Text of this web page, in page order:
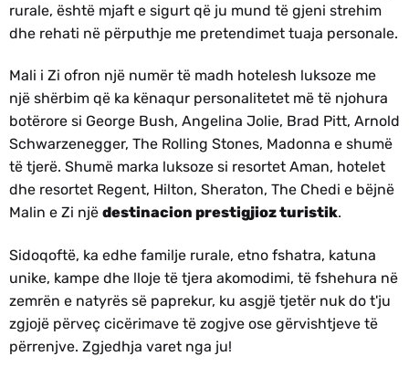
rurale, është mjaft e sigurt që ju mund të gjeni strehim
dhe rehati në përputhje me pretendimet tuaja personale.
Mali i Zi ofron një numër të madh hotelesh luksoze me
një shërbim që ka kënaqur personalitetet më të njohura
botërore si George Bush, Angelina Jolie, Brad Pitt, Arnold
Schwarzenegger, The Rolling Stones, Madonna e shumë
të tjerë. Shumë marka luksoze si resortet Aman, hotelet
dhe resortet Regent, Hilton, Sheraton, The Chedi e bëjnë
Malin e Zi një destinacion prestigjioz turistik.
Sidoqoftë, ka edhe familje rurale, etno fshatra, katuna
unike, kampe dhe lloje të tjera akomodimi, të fshehura në
zemrën e natyrës së paprekur, ku asgjë tjetër nuk do t'ju
zgjojë përveç cicërimave të zogjve ose gërvishtjeve të
përrenjve. Zgjedhja varet nga ju!